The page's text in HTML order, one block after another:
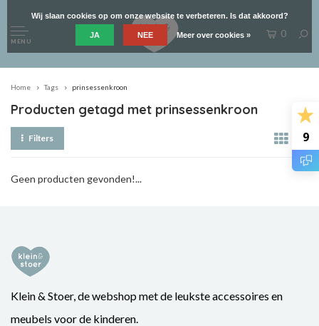
9
MENU
0
Home Tags prinsessenkroon
Producten getagd met prinsessenkroon
Filters
Geen producten gevonden!...
Klein & Stoer, de webshop met de leukste accessoires en
meubels voor de kinderen.
Wij slaan cookies op om onze website te verbeteren. Is dat akkoord?
JA NEE Meer over cookies »